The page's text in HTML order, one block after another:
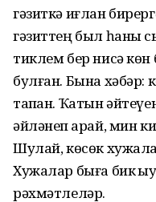
гәзиткә иғлан
гәзиттең был һаны
тиклем бер нисә
булған. Бына
тапҡан. Ҡатын
әйләнеп ҡарай, мин
Шулай, көсөк
Хужалар быға бик
рәхмәтлеләр.